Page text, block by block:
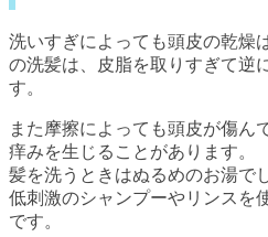
洗いすぎによっても頭皮の乾燥
の洗髪は、皮脂を取りすぎて逆
す。
また摩擦によっても頭皮が傷ん
痒みを生じることがあります。
髪を洗うときはぬるめのお湯で
低刺激のシャンプーやリンスを
です。